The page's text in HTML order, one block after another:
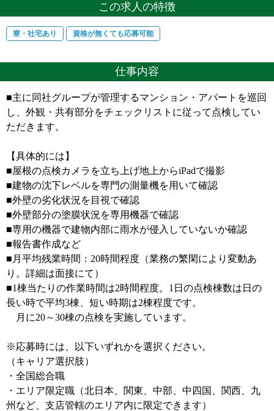
この求人の特徴
寮・社宅あり 資格が無くても応募可能
仕事内容
■主に同社グループが管理するマンション・アパートを巡回
し、外観・共有部分をチェックリストに従って点検してい
ただきます。
【具体的には】
■屋根の点検カメラを立ち上げ地上からiPadで撮影
■建物の沈下レベルを専門の測量機を用いて確認
■外壁の劣化状況を目視で確認
■外壁部分の塗膜状況を専用機器で確認
■専用の機器で建物内部に雨水が侵入していないか確認
■報告書作成など
■月平均残業時間：20時間程度（業務の繁閑により変動あ
り。詳細は面接にて）
■1棟当たりの作業時間は2時間程度。1日の点検棟数は日の
長い時で平均3棟、短い時期は2棟程度です。
月に20～30棟の点検を実施しています。
※応募時には、以下いずれかを選択ください。
（キャリア選択肢）
・全国総合職
・エリア限定職（北日本、関東、中部、中四国、関西、九
州など、支店管轄のエリア内に限定できます）